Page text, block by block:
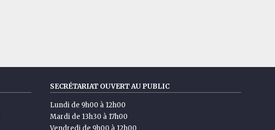
SECRÉTARIAT OUVERT AU PUBLIC
Lundi de 9h00 à 12h00
Mardi de 13h30 à 17h00
Vendredi de 9h00 à 12h00